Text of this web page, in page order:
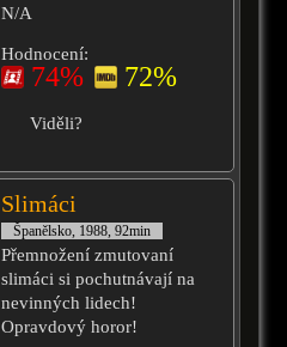
N/A
Hodnocení:
74% 72%
Viděli?
Slimáci
Španělsko, 1988, 92min
Přemnožení zmutovaní
slimáci si pochutnávají na
nevinných lidech!
Opravdový horor!